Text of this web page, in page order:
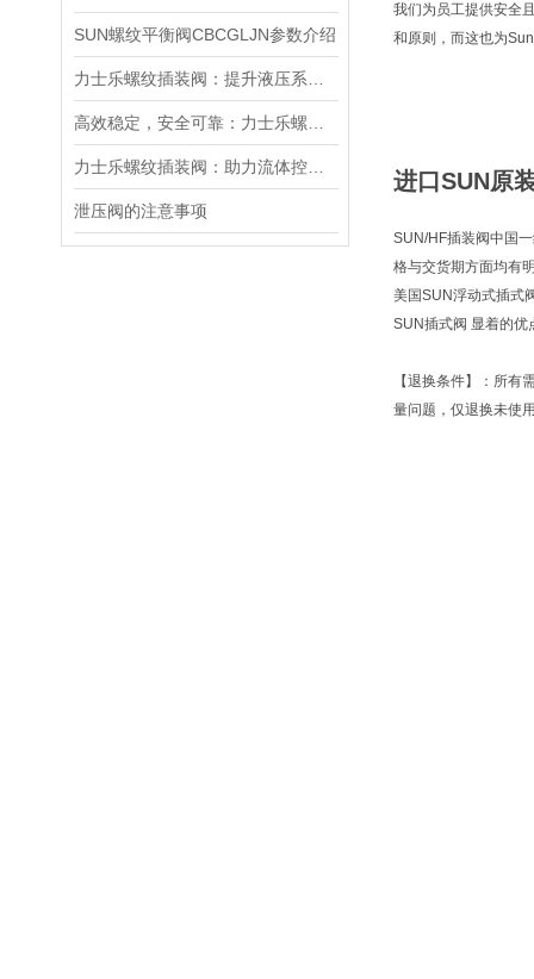
SUN螺纹平衡阀CBCGLJN参数介绍
泄压阀的注意事项
我们为员工提供安全
和原则，而这也为
进口SUN原
SUN/HF插装阀中国
格与交货期方面均有
美国SUN浮动式插式
SUN插式阀 显着的优
【退换条件】：所
量问题，仅退换未使